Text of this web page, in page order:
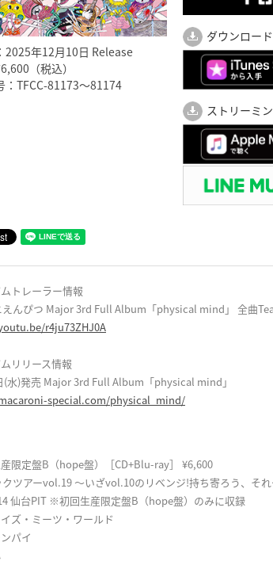
2025年12月10日 Release
（税込）
：TFCC-81173～81174
ダウンロード
ストリーミ
トレーラー情報
えんぴつ Major 3rd Full Album「physical mind」 全曲
r4ju73ZHJ0A
リリース情報
(水)発売 Major 3rd Full Album「physical mind」
special.com/physical_mind/
限定盤B（hope盤）［CD+Blu-ray］ ¥6,600
クツアーvol.19 〜いざvol.10のリベンジ!持ち寄ろう、そ
仙台PIT ※初回生産限定盤B（hope盤）のみに収録
ズ・ミーツ・ワールド
パイ